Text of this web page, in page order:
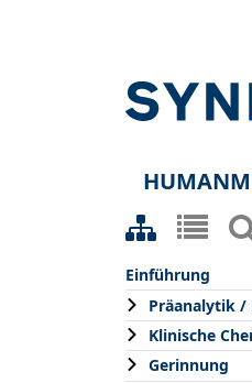
Einführung
Präanalytik /
Klinische
Gerinnung